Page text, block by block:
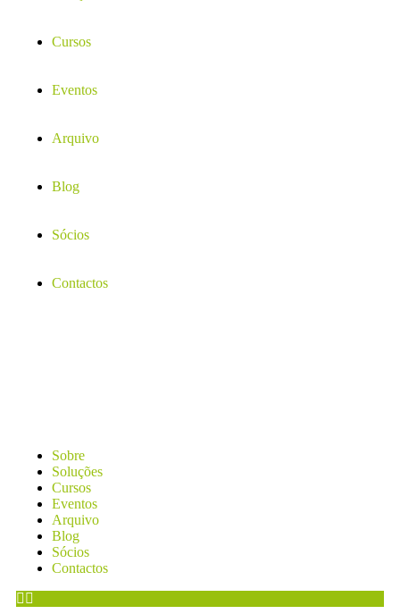
Cursos
Eventos
Arquivo
Blog
Sócios
Contactos
Sobre
Soluções
Cursos
Eventos
Arquivo
Blog
Sócios
Contactos